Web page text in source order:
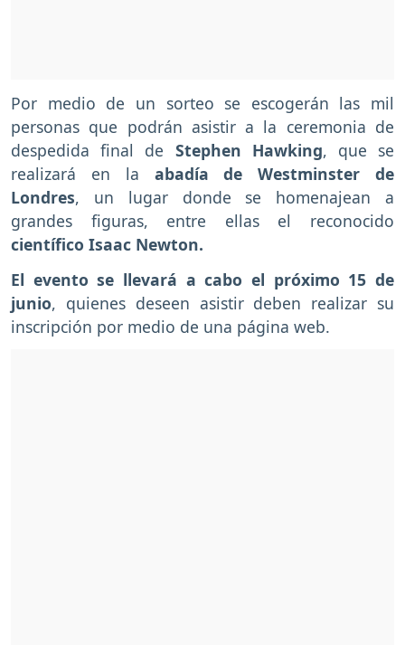
Por medio de un sorteo se escogerán las mil
personas que podrán asistir a la ceremonia de
despedida final de Stephen Hawking, que se
realizará en la abadía de Westminster de
Londres, un lugar donde se homenajean a
grandes figuras, entre ellas el reconocido
científico Isaac Newton.
El evento se llevará a cabo el próximo 15 de
junio, quienes deseen asistir deben realizar su
inscripción por medio de una página web.